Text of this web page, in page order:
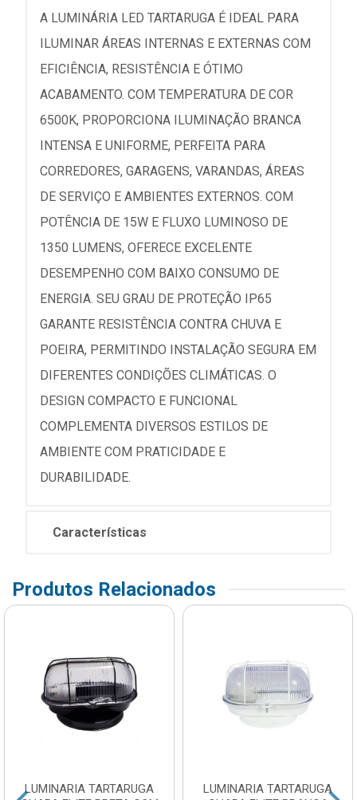
A LUMINÁRIA LED TARTARUGA É IDEAL PARA
ILUMINAR ÁREAS INTERNAS E EXTERNAS COM
EFICIÊNCIA, RESISTÊNCIA E ÓTIMO
ACABAMENTO. COM TEMPERATURA DE COR
6500K, PROPORCIONA ILUMINAÇÃO BRANCA
INTENSA E UNIFORME, PERFEITA PARA
CORREDORES, GARAGENS, VARANDAS, ÁREAS
DE SERVIÇO E AMBIENTES EXTERNOS. COM
POTÊNCIA DE 15W E FLUXO LUMINOSO DE
1350 LUMENS, OFERECE EXCELENTE
DESEMPENHO COM BAIXO CONSUMO DE
ENERGIA. SEU GRAU DE PROTEÇÃO IP65
GARANTE RESISTÊNCIA CONTRA CHUVA E
POEIRA, PERMITINDO INSTALAÇÃO SEGURA EM
DIFERENTES CONDIÇÕES CLIMÁTICAS. O
DESIGN COMPACTO E FUNCIONAL
COMPLEMENTA DIVERSOS ESTILOS DE
AMBIENTE COM PRATICIDADE E
DURABILIDADE.
Características
Produtos Relacionados
LUMINARIA TARTARUGA
LUMINARIA TARTARUGA